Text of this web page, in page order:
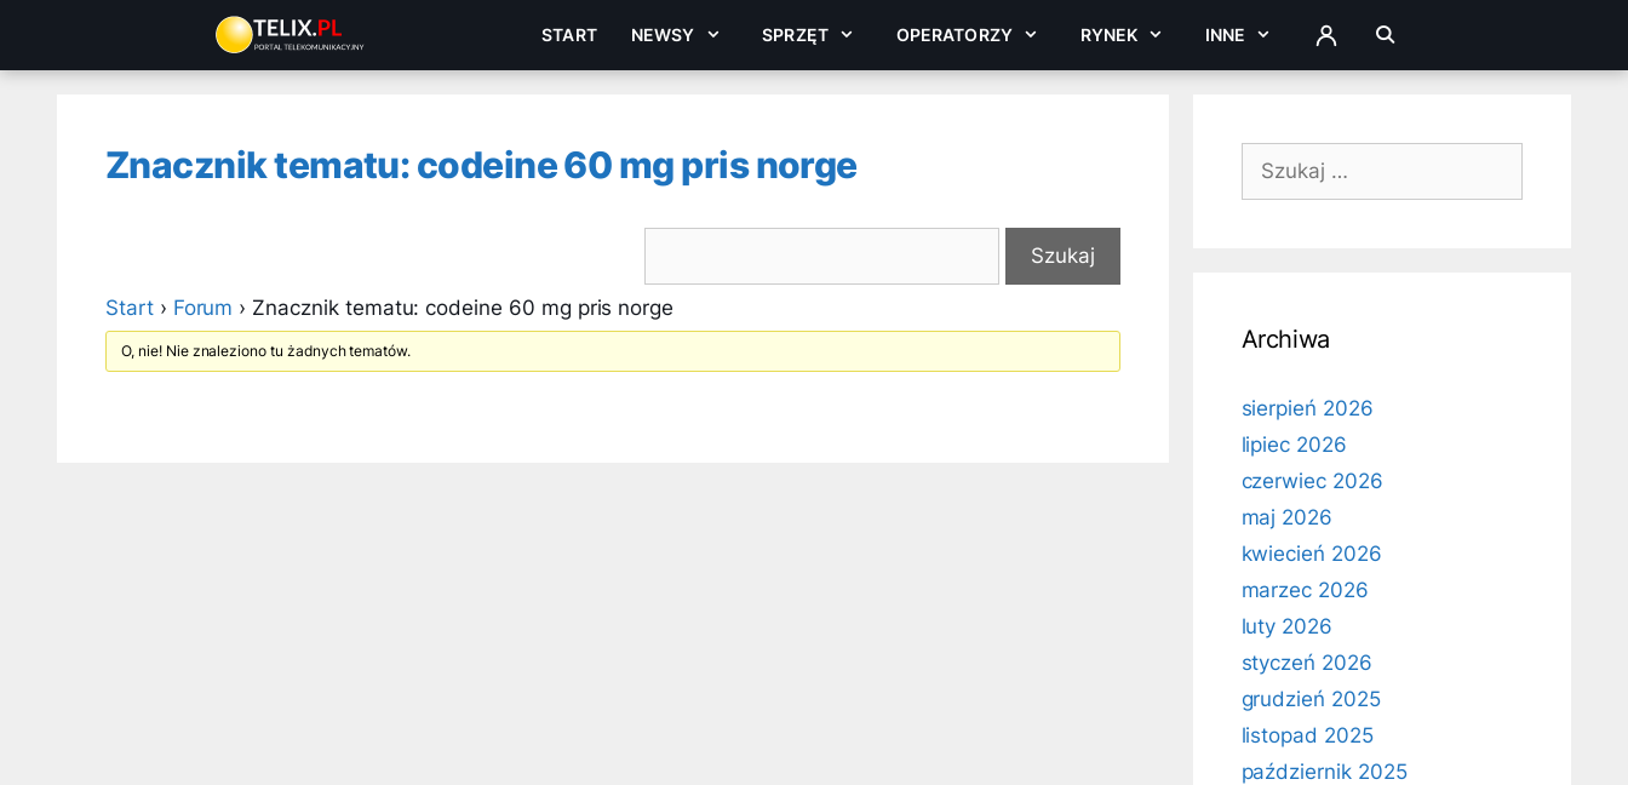
treści
START NEWSY SPRZĘT OPERATORZY RYNEK INNE ZALOGUJ
Znacznik tematu: codeine 60 mg pris norge
Start › Forum › Znacznik tematu: codeine 60 mg pris norge
O, nie! Nie znaleziono tu żadnych tematów.
Szukaj:
Archiwa
sierpień 2026
lipiec 2026
czerwiec 2026
maj 2026
kwiecień 2026
marzec 2026
luty 2026
styczeń 2026
grudzień 2025
listopad 2025
październik 2025